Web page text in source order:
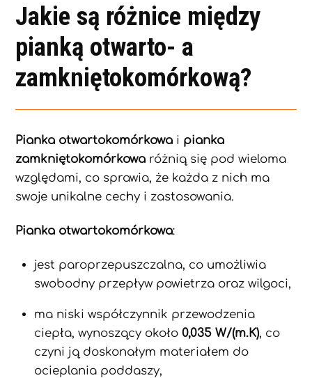
Jakie są różnice między
pianką otwarto- a
zamkniętokomórkową?
Pianka otwartokomórkowa i pianka
zamkniętokomórkowa różnią się pod wieloma
względami, co sprawia, że każda z nich ma
swoje unikalne cechy i zastosowania.
Pianka otwartokomórkowa:
jest paroprzepuszczalna, co umożliwia
swobodny przepływ powietrza oraz wilgoci,
ma niski współczynnik przewodzenia
ciepła, wynoszący około0,035 W/(m.K), co
czyni ją doskonałym materiałem do
ocieplania poddaszy,